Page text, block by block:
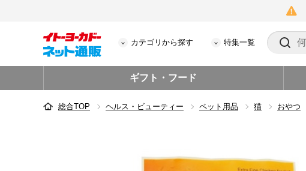
カテゴリから探す 特集一覧
ギフト・フード
総合TOP ヘルス・ビューティー ペット用品 猫 おやつ